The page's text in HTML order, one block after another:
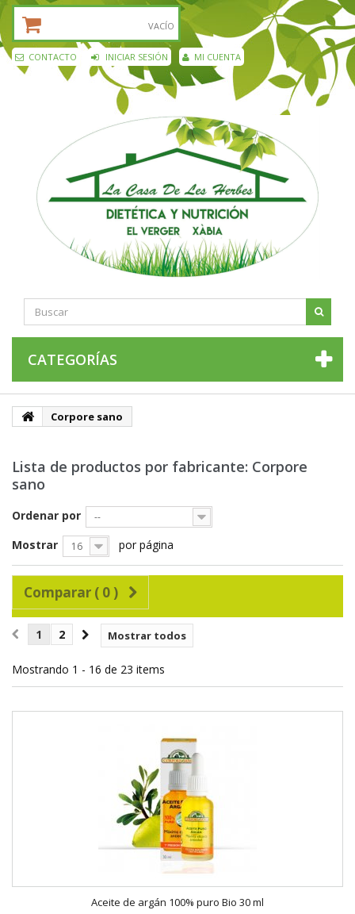
VACÍO
CONTACTO INICIAR SESIÓN MI CUENTA
CATEGORÍAS
Corpore sano
Lista de productos por fabricante: Corpore
sano
Ordenar por --
Mostrar 16 por página
Comparar ( 0 )
Mostrar todos
1 2
Mostrando 1 - 16 de 23 items
Aceite de argán 100% puro Bio 30 ml